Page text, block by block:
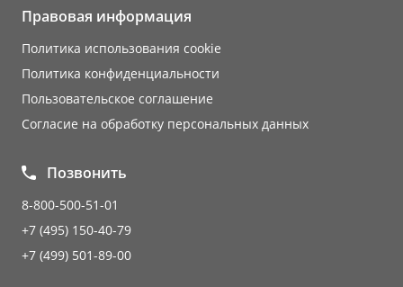
Правовая информация
Политика использования cookie
Политика конфиденциальности
Пользовательское соглашение
Согласие на обработку персональных данных
Позвонить
8-800-500-51-01
+7 (495) 150-40-79
+7 (499) 501-89-00